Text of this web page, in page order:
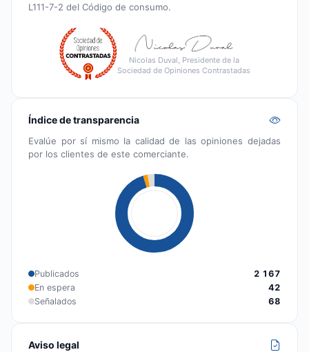
L111-7-2 del Código de consumo.
Nicolas Duval, Presidente de la
Sociedad de Opiniones Contrastadas
Índice de transparencia
Evalúe por sí mismo la calidad de las opiniones dejadas
por los clientes de este comerciante.
Publicados
2 167
En espera
42
Señalados
68
Aviso legal